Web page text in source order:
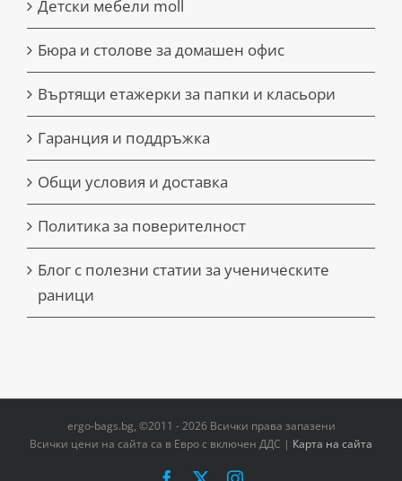
Детски мебели moll
Бюра и столове за домашен офис
Въртящи етажерки за папки и класьори
Гаранция и поддръжка
Общи условия и доставка
Политика за поверителност
Блог с полезни статии за ученическите
раници
ergo-bags.bg, ©2011 - 2026 Всички права запазени
Всички цени на сайта са в Евро с включен ДДС | Карта на сайта
Facebook Instagram